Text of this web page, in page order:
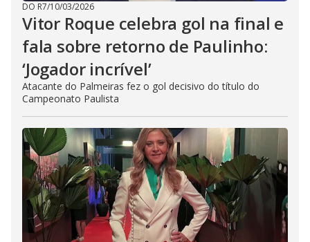
DO R7/10/03/2026
Vitor Roque celebra gol na final e
fala sobre retorno de Paulinho:
‘Jogador incrível’
Atacante do Palmeiras fez o gol decisivo do título do
Campeonato Paulista